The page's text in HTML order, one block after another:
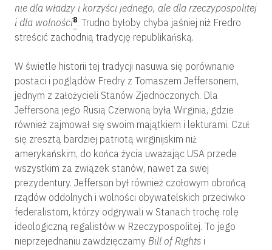
nie dla władzy i korzyści jednego, ale dla rzeczypospolitej
i dla wolności8. Trudno byłoby chyba jaśniej niż Fredro
streścić zachodnią tradycję republikańską.
W świetle historii tej tradycji nasuwa się porównanie
postaci i poglądów Fredry z Tomaszem Jeffersonem,
jednym z założycieli Stanów Zjednoczonych. Dla
Jeffersona jego Rusią Czerwoną była Wirginia, gdzie
również zajmował się swoim majątkiem i lekturami. Czuł
się zresztą bardziej patriotą wirginijskim niż
amerykańskim, do końca życia uważając USA przede
wszystkim za związek stanów, nawet za swej
prezydentury. Jefferson był również czołowym obrońcą
rządów oddolnych i wolności obywatelskich przeciwko
federalistom, którzy odgrywali w Stanach trochę rolę
ideologiczną regalistów w Rzeczypospolitej. To jego
nieprzejednaniu zawdzięczamy Bill of Rights i